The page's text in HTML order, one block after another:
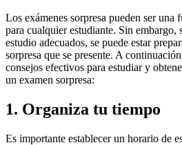
Los exámenes sorpresa pueden ser una
para cualquier estudiante. Sin embargo,
estudio adecuados, se puede estar
sorpresa que se presente. A
consejos efectivos para estudiar y
un examen sorpresa:
1. Organiza tu tiempo
Es importante establecer un horario de